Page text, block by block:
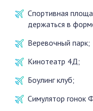
Спортивная
держаться в
Веревочный парк;
Кинотеатр 4Д;
Боулинг клуб;
Симулятор гонок